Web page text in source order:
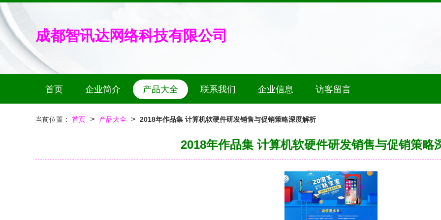
成都智讯达网络科技有限公司
首页 企业简介 产品大全 联系我们 企业信息 访客留言
当前位置： 首页 > 产品大全 > 2018年作品集 计算机软硬件研发销售与促销策略深度解析
2018年作品集 计算机软硬件研发销售与促销策略